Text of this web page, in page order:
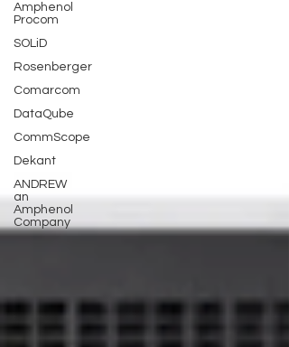
Amphenol
Procom
SOLiD
Rosenberger
Comarcom
DataQube
CommScope
Dekant
ANDREW
an
Amphenol
Company